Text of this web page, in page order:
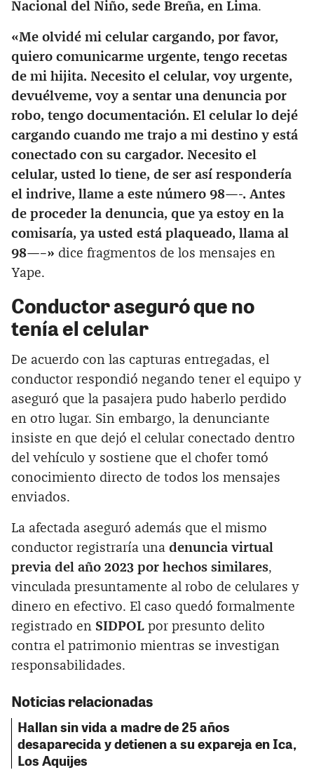
Nacional del Niño, sede Breña, en Lima.
«Me olvidé mi celular cargando, por favor,
quiero comunicarme urgente, tengo recetas
de mi hijita. Necesito el celular, voy urgente,
devuélveme, voy a sentar una denuncia por
robo, tengo documentación. El celular lo dejé
cargando cuando me trajo a mi destino y está
conectado con su cargador. Necesito el
celular, usted lo tiene, de ser así respondería
el indrive, llame a este número 98—-. Antes
de proceder la denuncia, que ya estoy en la
comisaría, ya usted está plaqueado, llama al
98—–» dice fragmentos de los mensajes en
Yape.
Conductor aseguró que no
tenía el celular
De acuerdo con las capturas entregadas, el
conductor respondió negando tener el equipo y
aseguró que la pasajera pudo haberlo perdido
en otro lugar. Sin embargo, la denunciante
insiste en que dejó el celular conectado dentro
del vehículo y sostiene que el chofer tomó
conocimiento directo de todos los mensajes
enviados.
La afectada aseguró además que el mismo
conductor registraría una denuncia virtual
previa del año 2023 por hechos similares,
vinculada presuntamente al robo de celulares y
dinero en efectivo. El caso quedó formalmente
registrado en SIDPOL por presunto delito
contra el patrimonio mientras se investigan
responsabilidades.
Noticias relacionadas
Hallan sin vida a madre de 25 años
desaparecida y detienen a su expareja en Ica,
Los Aquijes